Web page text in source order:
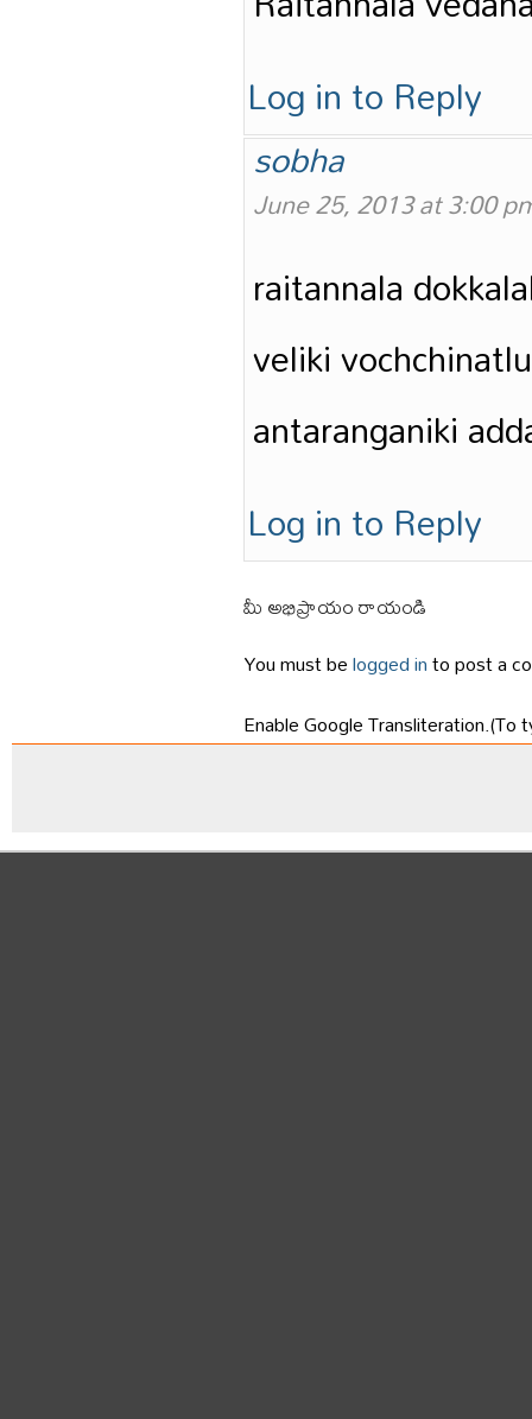
Log in to Reply
sobha
June 25, 2013 at 3:00
raitannala
veliki
antaranganiki
Log in to Reply
మీ అభిప్రాయం రాయండి
You must belogged into post a
Enable Google